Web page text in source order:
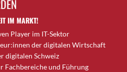
IM MARKT!
Player im IT-Sektor
der digitalen Wirtschaft
digitalen Schweiz
Fachbereiche und Führung